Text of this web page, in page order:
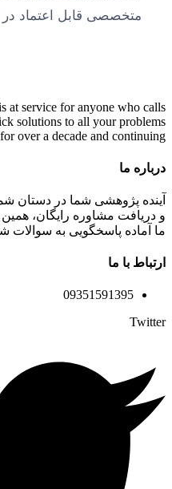
متخصصی قابل اعتماد
at service for anyone who calls
solutions to all your problems
over a decade and continuing
درباره ما
آینده پژوهشی شما در دستان
و دریافت مشاوره رایگان، همین
ما آماده پاسخگویی به سوالات
ارتباط با ما
09351591395
Twitter